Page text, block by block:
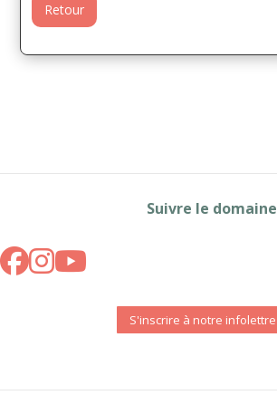
Retour
Suivre le domaine
S'inscrire à notre infolettre